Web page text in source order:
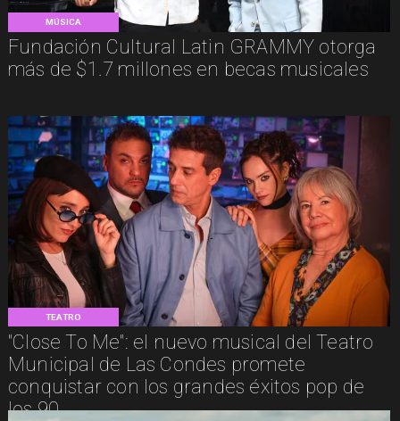
MÚSICA
Fundación Cultural Latin GRAMMY otorga
más de $1.7 millones en becas musicales
TEATRO
"Close To Me": el nuevo musical del Teatro
Municipal de Las Condes promete
conquistar con los grandes éxitos pop de
los 90